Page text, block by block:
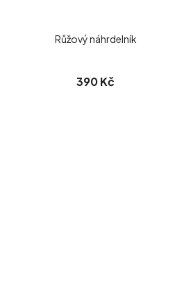
Růžový náhrdelník
390 Kč